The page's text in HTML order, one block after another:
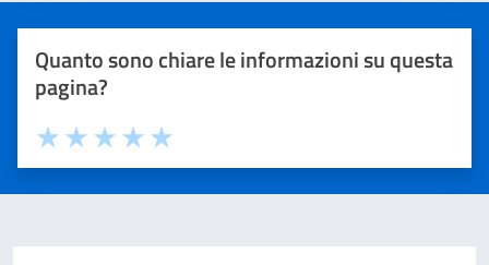
Quanto sono chiare le informazioni su questa
pagina?
Valuta 5 stelle su 5
Valuta 4 stelle su 5
Valuta 3 stelle su 5
Valuta 2 stelle su 5
Valuta 1 stelle su 5